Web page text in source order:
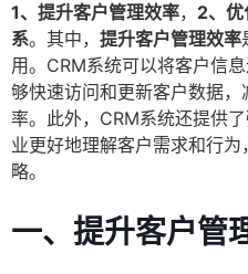
1、提升客户管理效率， 2、优
系。其中， 提升客户管理效率
用。CRM系统可以将客户信
够快速访问和更新客户数据
率。此外，CRM系统还提供
业更好地理解客户需求和行
略。
一、提升客户管